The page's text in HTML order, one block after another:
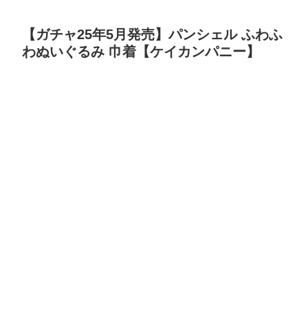
【ガチャ25年5月発売】パンシェル ふわふ
わぬいぐるみ 巾着【ケイカンパニー】